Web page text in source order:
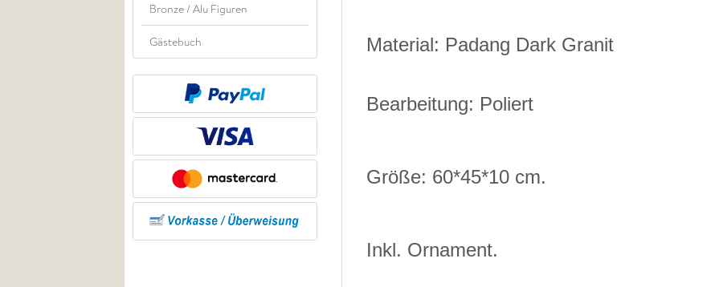
Bronze / Alu Figuren
Gästebuch Material: Padang Dark Granit
Bearbeitung: Poliert
Größe: 60*45*10 cm.
Inkl. Ornament.